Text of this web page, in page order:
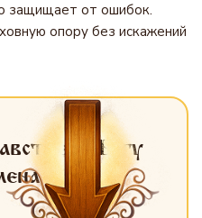
защищает от ошибок.
опору без искажений
Богу
для